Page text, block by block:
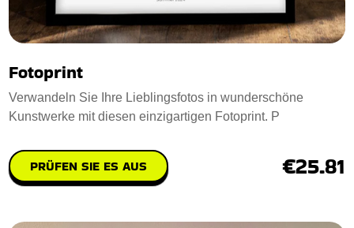
Fotoprint
Verwandeln Sie Ihre Lieblingsfotos in wunderschöne
Kunstwerke mit diesen einzigartigen Fotoprint. P
PRÜFEN SIE ES AUS €25.81